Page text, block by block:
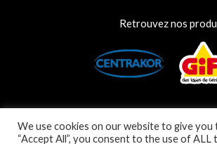
Retrouvez nos
We use cookies on our website to give
“Accept All”, you consent to the use of